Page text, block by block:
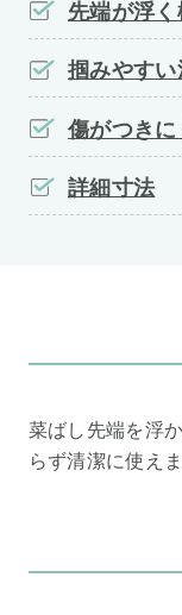
先端が浮く
掴みやすい
傷がつき
詳細寸法
菜ばし先端を浮
らず清潔に使えま